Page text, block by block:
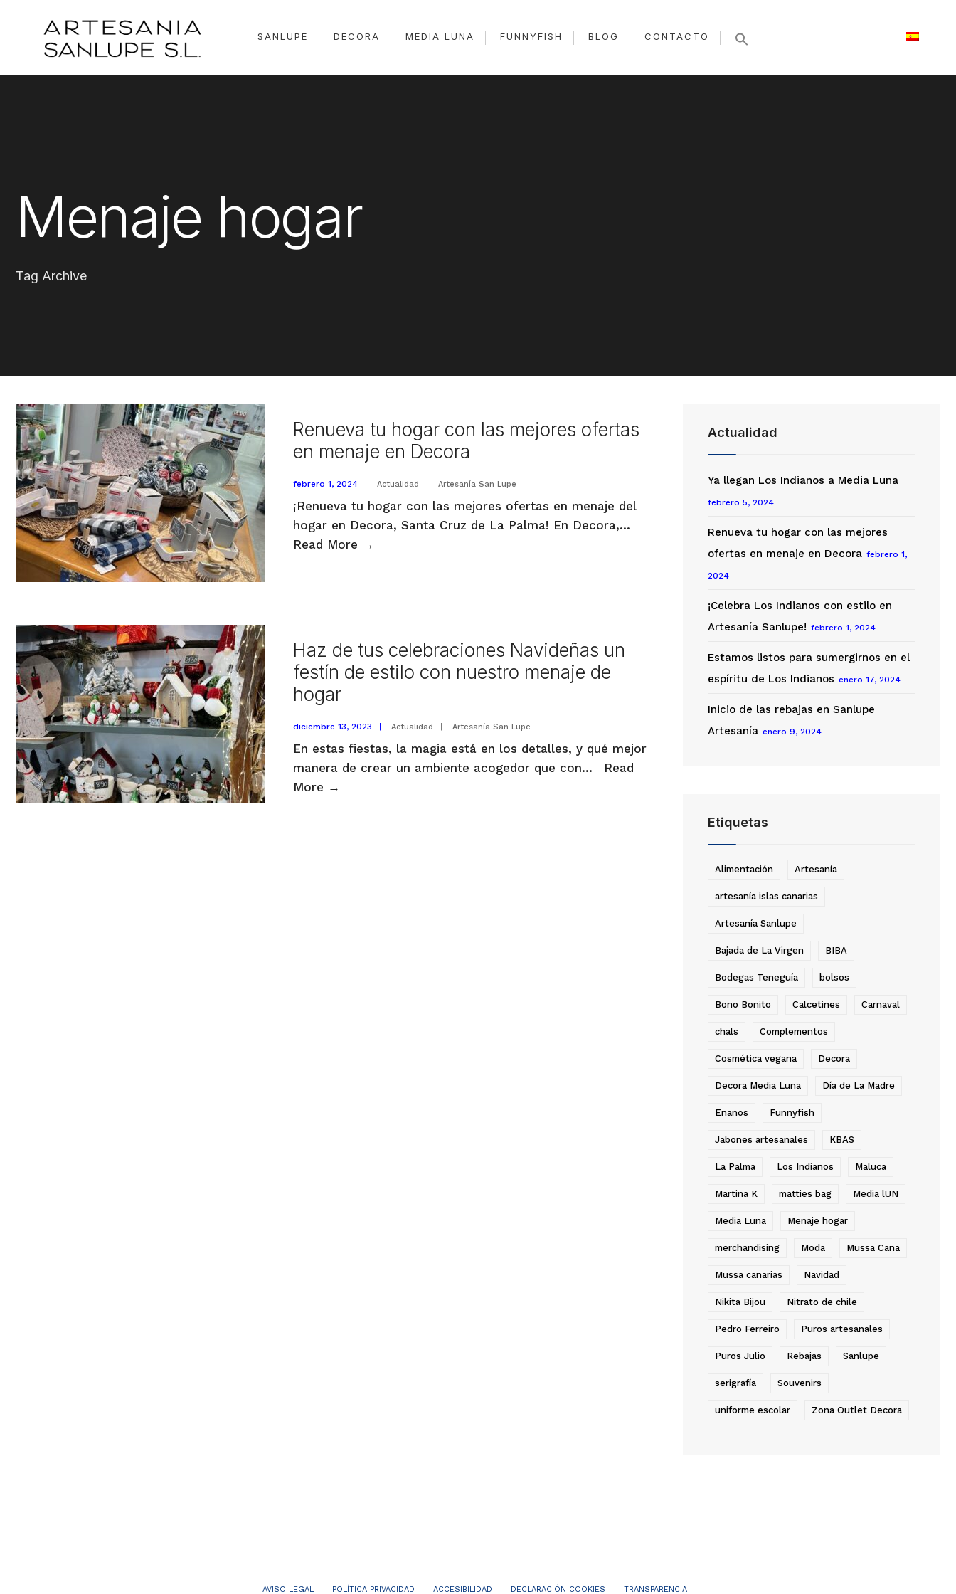
content
SANLUPE DECORA MEDIA LUNA FUNNYFISH BLOG CONTACTO
Menaje hogar
Tag Archive
Renueva tu hogar con las mejores ofertas
en menaje en Decora
febrero 1, 2024 Actualidad Artesanía San Lupe
¡Renueva tu hogar con las mejores ofertas en menaje del
hogar en Decora, Santa Cruz de La Palma! En Decora,...
Read More →
mejores
ofertas
en
Haz de tus celebraciones Navideñas un
festín de estilo con nuestro menaje de
hogar
diciembre 13, 2023 Actualidad Artesanía San Lupe
En estas fiestas, la magia está en los detalles, y qué mejor
manera de crear un ambiente acogedor que con...
Read
More →
Actualidad
Ya llegan Los Indianos a Media Luna
febrero 5, 2024
Renueva tu hogar con las mejores
ofertas en menaje en Decora febrero 1,
2024
¡Celebra Los Indianos con estilo en
Artesanía Sanlupe! febrero 1, 2024
Estamos listos para sumergirnos en el
espíritu de Los Indianos enero 17, 2024
Inicio de las rebajas en Sanlupe
Artesanía enero 9, 2024
Etiquetas
Alimentación Artesanía
artesanía islas canarias
Artesanía Sanlupe
Bajada de La Virgen BIBA
Bodegas Teneguía bolsos
Bono Bonito Calcetines Carnaval
chals Complementos
Cosmética vegana Decora
Decora Media Luna Día de La Madre
Enanos Funnyfish
Jabones artesanales KBAS
La Palma Los Indianos Maluca
Martina K matties bag Media lUN
Media Luna Menaje hogar
merchandising Moda Mussa Cana
Mussa canarias Navidad
Nikita Bijou Nitrato de chile
Pedro Ferreiro Puros artesanales
Puros Julio Rebajas Sanlupe
serigrafía Souvenirs
uniforme escolar Zona Outlet Decora
AVISO LEGAL POLÍTICA PRIVACIDAD ACCESIBILIDAD DECLARACIÓN COOKIES TRANSPARENCIA